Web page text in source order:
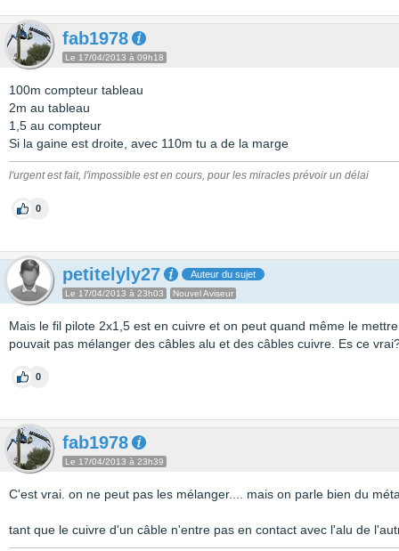
fab1978
Le 17/04/2013 à 09h18
100m compteur tableau
2m au tableau
1,5 au compteur
Si la gaine est droite, avec 110m tu a de la marge
l'urgent est fait, l'impossible est en cours, pour les miracles prévoir un délai
0
petitelyly27 Auteur du sujet
Le 17/04/2013 à 23h03 Nouvel Aviseur
Mais le fil pilote 2x1,5 est en cuivre et on peut quand même le
pouvait pas mélanger des câbles alu et des câbles cuivre. Es ce
0
fab1978
Le 17/04/2013 à 23h39
C'est vrai. on ne peut pas les mélanger.... mais on parle bien du
tant que le cuivre d'un câble n'entre pas en contact avec l'alu de